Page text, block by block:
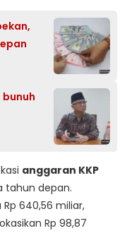
bunuh
anggaran KKP
tahun depan.
640,56 miliar,
Rp 98,87